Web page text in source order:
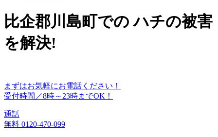
比企郡川島町での ハチの被害
を解決!
まずはお気軽にお電話ください！
受付時間／8時～23時までOK！
通話
無料 0120-470-099